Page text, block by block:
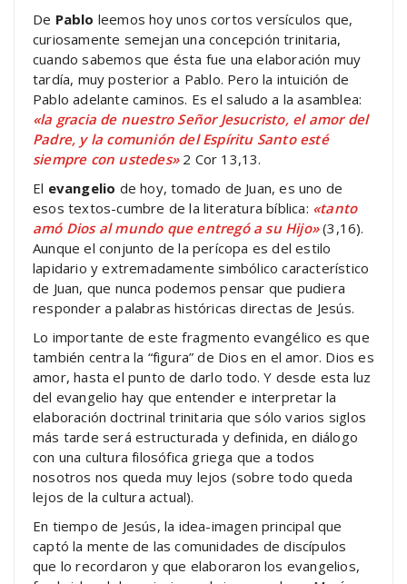
De Pablo leemos hoy unos cortos versículos que,
curiosamente semejan una concepción trinitaria,
cuando sabemos que ésta fue una elaboración muy
tardía, muy posterior a Pablo. Pero la intuición de
Pablo adelante caminos. Es el saludo a la asamblea:
«la gracia de nuestro Señor Jesucristo, el amor del
Padre, y la comunión del Espíritu Santo esté
siempre con ustedes»2 Cor 13,13.
El evangelio de hoy, tomado de Juan, es uno de
esos textos-cumbre de la literatura bíblica: «tanto
amó Dios al mundo que entregó a su Hijo»(3,16).
Aunque el conjunto de la perícopa es del estilo
lapidario y extremadamente simbólico característico
de Juan, que nunca podemos pensar que pudiera
responder a palabras históricas directas de Jesús.
Lo importante de este fragmento evangélico es que
también centra la “figura” de Dios en el amor. Dios es
amor, hasta el punto de darlo todo. Y desde esta luz
del evangelio hay que entender e interpretar la
elaboración doctrinal trinitaria que sólo varios siglos
más tarde será estructurada y definida, en diálogo
con una cultura filosófica griega que a todos
nosotros nos queda muy lejos (sobre todo queda
lejos de la cultura actual).
En tiempo de Jesús, la idea-imagen principal que
captó la mente de las comunidades de discípulos
que lo recordaron y que elaboraron los evangelios,